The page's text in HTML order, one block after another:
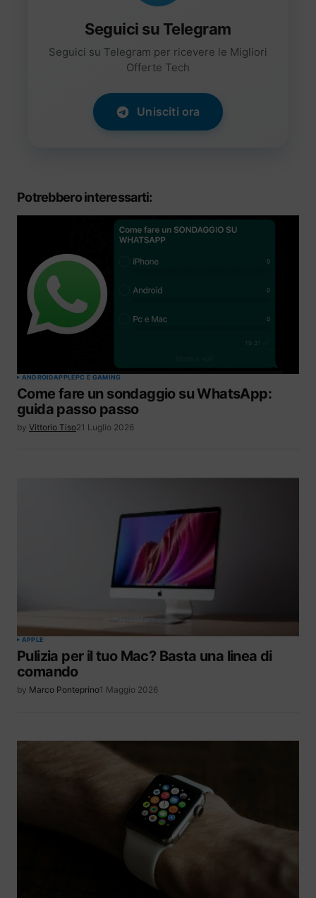
Seguici su Telegram
Seguici su Telegram per ricevere le Migliori
Offerte Tech
Unisciti ora
Potrebbero interessarti:
ANDROIDAPPLEPC E GAMING
Come fare un sondaggio su WhatsApp:
guida passo passo
by Vittorio Tiso21 Luglio 2026
APPLE
Pulizia per il tuo Mac? Basta una linea di
comando
by Marco Ponteprino1 Maggio 2026